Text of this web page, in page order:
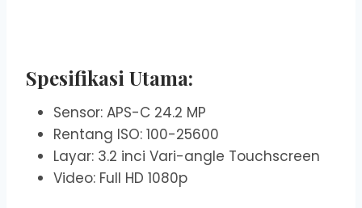
Spesifikasi Utama:
Sensor: APS-C 24.2 MP
Rentang ISO: 100-25600
Layar: 3.2 inci Vari-angle Touchscreen
Video: Full HD 1080p